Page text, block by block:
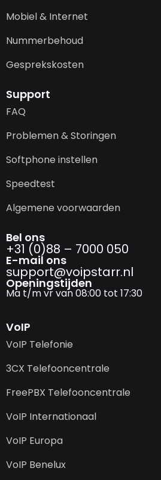
Mobiel & Internet
Nummerbehoud
Gesprekskosten
Support
FAQ
Problemen & Storingen
Softphone instellen
Speedtest
Algemene voorwaarden
Bel ons
+31 (0)88 – 7000 050
E-mail ons
support@­voipstarr.nl
Openingstijden
Ma t/m vr van 08:00 tot 17:30
VoIP
VoIP Telefonie
3CX Telefooncentrale
FreePBX Telefooncentrale
VoIP Internationaal
VoIP Europa
VoIP Benelux